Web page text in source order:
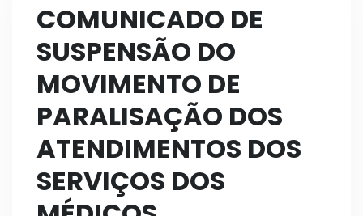
COMUNICADO DE
SUSPENSÃO DO
MOVIMENTO DE
PARALISAÇÃO DOS
ATENDIMENTOS DOS
SERVIÇOS DOS